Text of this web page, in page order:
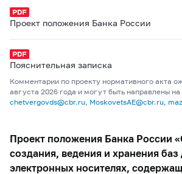
Проект положения Банка России
Пояснительная записка
Комментарии по проекту нормативного акта
августа 2026 года и могут быть направлены
chetvergovds@cbr.ru, MoskovetsAE@cbr.ru,
Проект положения Банка России
создания, ведения и хранения
электронных носителях,